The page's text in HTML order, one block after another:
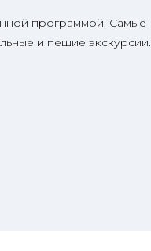
программой. Самые
и пешие экскурсии.